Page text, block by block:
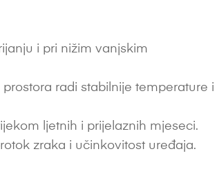
i pri nižim vanjskim
radi stabilnije temperature i
ljetnih i prijelaznih mjeseci.
zraka i učinkovitost uređaja.